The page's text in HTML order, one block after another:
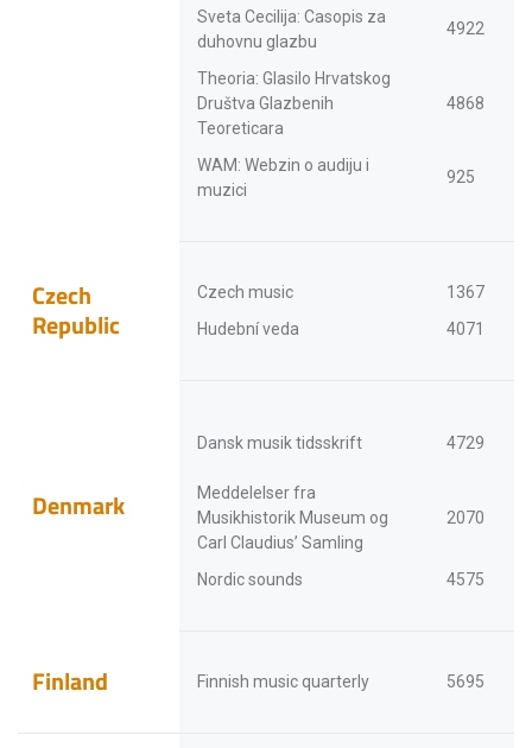
Sveta Cecilija: Casopis za
duhovnu glazbu
4922
Theoria: Glasilo Hrvatskog
Društva Glazbenih
Teoreticara
4868
WAM: Webzin o audiju i
muzici
925
Czech
Republic
Czech music
1367
Hudební veda
4071
Denmark
Dansk musik tidsskrift 4729
Meddelelser fra
Musikhistorik Museum og
Carl Claudius’ Samling
2070
Nordic sounds 4575
Finland Finnish music quarterly 5695